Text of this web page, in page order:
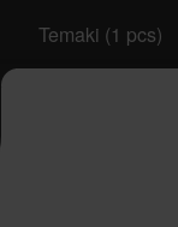
Temaki (1 pcs)